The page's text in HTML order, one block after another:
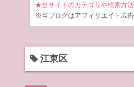
マン
橋カード
ダムカード
LOGetカード
道の
★当サイトのカテゴリや検索方
※当ブログはアフィリエイト広告
江東区